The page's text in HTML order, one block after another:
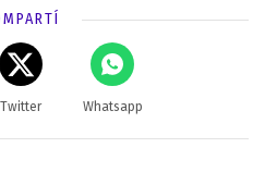
Twitter Whatsapp